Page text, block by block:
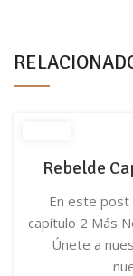
Rebelde
En este post
capítulo 2 Más
Únete a